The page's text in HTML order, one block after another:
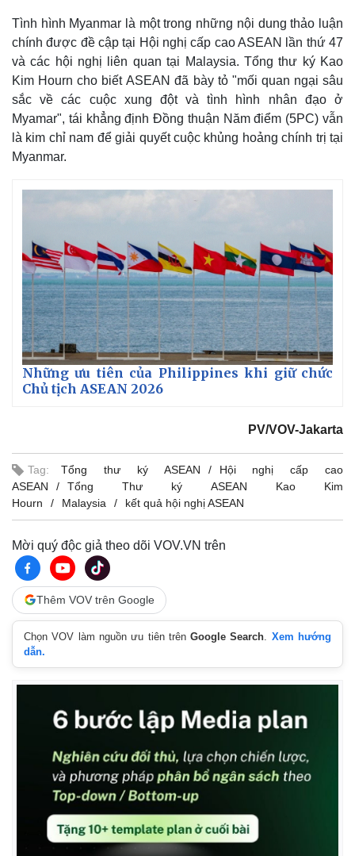
Khởi nghiệp
Tiêu dùng
Tỷ giá
Chứng khoán
Giá cà phê
Tình hình Myanmar là một trong những nội dung thảo luận
chính được đề cập tại Hội nghị cấp cao ASEAN lần thứ 47
và các hội nghị liên quan tại Malaysia. Tổng thư ký Kao
Kim Hourn cho biết ASEAN đã bày tỏ "mối quan ngại sâu
sắc về các cuộc xung đột và tình hình nhân đạo ở
Myamar", tái khẳng định Đồng thuận Năm điểm (5PC) vẫn
là kim chỉ nam để giải quyết cuộc khủng hoảng chính trị tại
Myanmar.
Những ưu tiên của Philippines khi giữ chức
Chủ tịch ASEAN 2026
PV/VOV-Jakarta
Tag: Tổng thư ký ASEAN
Hội nghị cấp cao
ASEAN
Tổng Thư ký ASEAN Kao Kim
Hourn
Malaysia kết quả hội nghị ASEAN
Mời quý độc giả theo dõi VOV.VN trên
Thêm VOV trên Google
Chọn VOV làm nguồn ưu tiên trênGoogle Search
Xem hướng
dẫn.